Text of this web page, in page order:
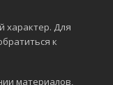
характер. Для
к
материалов,